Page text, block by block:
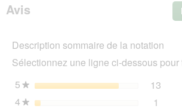
Avis
Description sommaire de la notation
Sélectionnez une ligne ci-dessous pour
5★ étoiles 13
4★ étoiles 1